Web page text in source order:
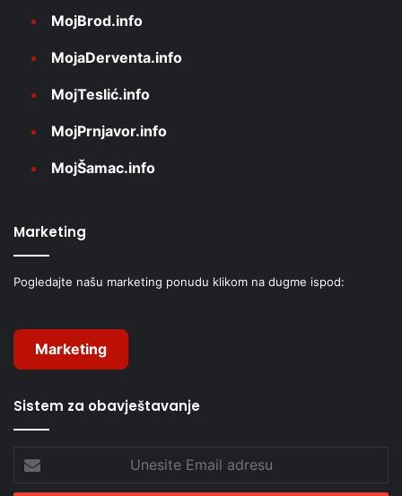
MojBrod.info
MojaDerventa.info
MojTeslić.info
MojPrnjavor.info
MojŠamac.info
Marketing
Pogledajte našu marketing ponudu klikom na dugme ispod:
Marketing
Sistem za obavještavanje
Email
adresu